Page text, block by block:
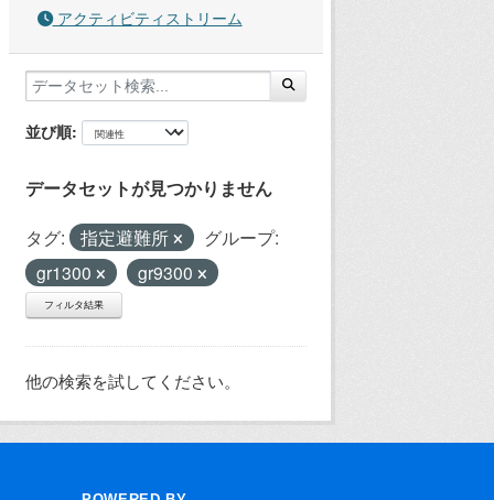
アクティビティストリーム
並び順
データセットが見つかりません
タグ: 指定避難所
グループ:
gr1300
gr9300
フィルタ結果
他の検索を試してください。